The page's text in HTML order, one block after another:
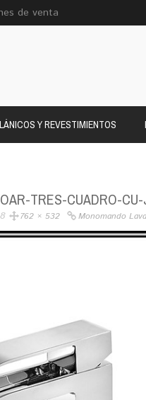
de venta
Y REVESTIMIENTOS
TRES-CUADRO-
762 × 532 Monomando